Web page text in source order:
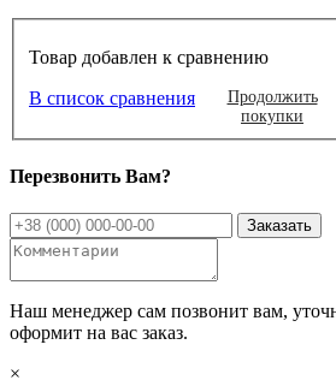
Товар добавлен к сравнению
В список сравнения
Продолжить
покупки
Перезвонить Вам?
Наш менеджер сам позвонит вам,
оформит на вас заказ.
×